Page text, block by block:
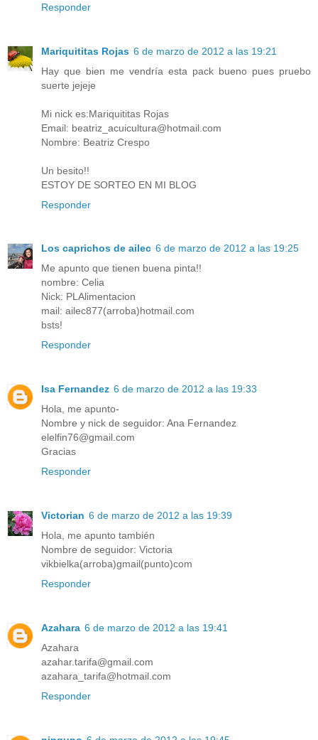
Responder
Mariquititas Rojas 6 de marzo de 2012 a las 19:21
Hay que bien me vendría esta pack bueno pues pruebo
suerte jejeje
Mi nick es:Mariquititas Rojas
Email: beatriz_acuicultura@hotmail.com
Nombre: Beatriz Crespo
Un besito!!
ESTOY DE SORTEO EN MI BLOG
Responder
Los caprichos de ailec 6 de marzo de 2012 a las 19:25
Me apunto que tienen buena pinta!!
nombre: Celia
Nick: PLAlimentacion
mail: ailec877(arroba)hotmail.com
bsts!
Responder
Isa Fernandez 6 de marzo de 2012 a las 19:33
Hola, me apunto-
Nombre y nick de seguidor: Ana Fernandez
elelfin76@gmail.com
Gracias
Responder
Victorian 6 de marzo de 2012 a las 19:39
Hola, me apunto también
Nombre de seguidor: Victoria
vikbielka(arroba)gmail(punto)com
Responder
Azahara 6 de marzo de 2012 a las 19:41
Azahara
azahar.tarifa@gmail.com
azahara_tarifa@hotmail.com
Responder